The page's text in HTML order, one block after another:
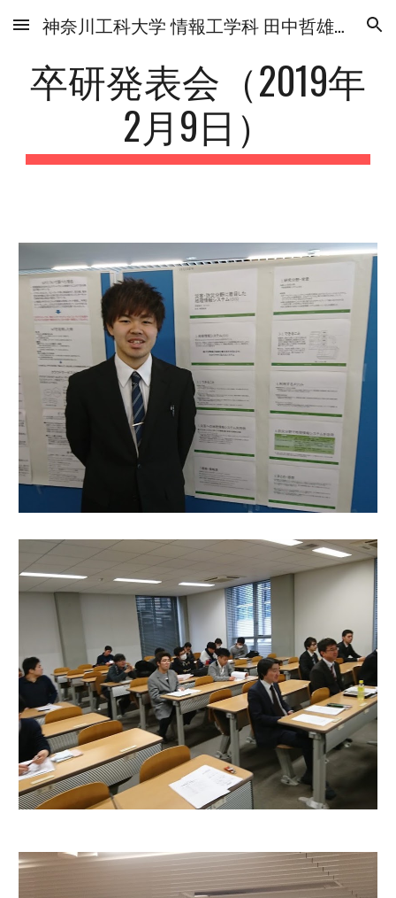
Skip to main content Skip to navigation
神奈川工科大学 情報工学科 田中哲雄研究室
卒研発表会（2019年
2月9日）